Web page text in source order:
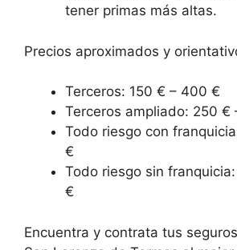
tener primas más altas.
Precios aproximados y
Terceros: 150 € – 400 €
Terceros ampliado: 250 €
Todo riesgo con
€
Todo riesgo sin
€
Encuentra y contrata tus